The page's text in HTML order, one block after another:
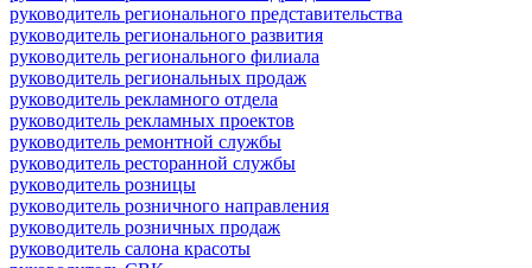
руководитель регионального представительства
руководитель регионального развития
руководитель регионального филиала
руководитель региональных продаж
руководитель рекламного отдела
руководитель рекламных проектов
руководитель ремонтной службы
руководитель ресторанной службы
руководитель розницы
руководитель розничного направления
руководитель розничных продаж
руководитель салона красоты